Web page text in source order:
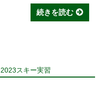
続きを読む
2023スキー実習